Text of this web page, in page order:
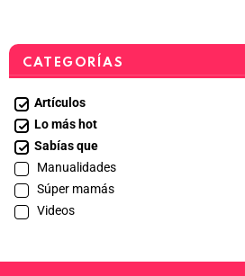
CATEGORÍAS
Artículos
Lo más hot
Sabías que
Manualidades
Súper mamás
Videos